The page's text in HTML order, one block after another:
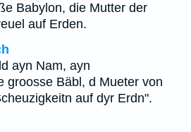
Babylon, die Mutter der
auf Erden.
ayn Nam, ayn
groosse Bäbl, d Mueter von
auf dyr Erdn".